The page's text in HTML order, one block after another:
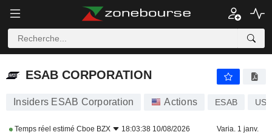
ESAB CORPORATION
ESAB CORPORATION
Insiders ESAB Corporation Actions ESAB
Temps réel estimé Cboe BZX 18:03:38 10/08/2026 Varia. 1 janv.